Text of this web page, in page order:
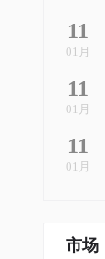
11
01月
11
01月
11
01月
市场